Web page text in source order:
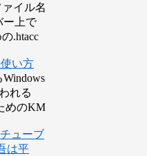
イル名
ー上で
.htacc
い方
れる
めのKM
ューブ
は平